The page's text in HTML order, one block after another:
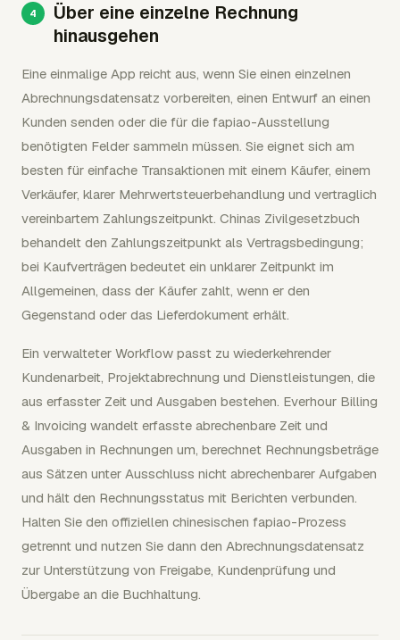
Über eine einzelne Rechnung
hinausgehen
Eine einmalige App reicht aus, wenn Sie einen einzelnen
Abrechnungsdatensatz vorbereiten, einen Entwurf an einen
Kunden senden oder die für die fapiao-Ausstellung
benötigten Felder sammeln müssen. Sie eignet sich am
besten für einfache Transaktionen mit einem Käufer, einem
Verkäufer, klarer Mehrwertsteuerbehandlung und vertraglich
vereinbartem Zahlungszeitpunkt. Chinas Zivilgesetzbuch
behandelt den Zahlungszeitpunkt als Vertragsbedingung;
bei Kaufverträgen bedeutet ein unklarer Zeitpunkt im
Allgemeinen, dass der Käufer zahlt, wenn er den
Gegenstand oder das Lieferdokument erhält.
Ein verwalteter Workflow passt zu wiederkehrender
Kundenarbeit, Projektabrechnung und Dienstleistungen, die
aus erfasster Zeit und Ausgaben bestehen. Everhour Billing
& Invoicing wandelt erfasste abrechenbare Zeit und
Ausgaben in Rechnungen um, berechnet Rechnungsbeträge
aus Sätzen unter Ausschluss nicht abrechenbarer Aufgaben
und hält den Rechnungsstatus mit Berichten verbunden.
Halten Sie den offiziellen chinesischen fapiao-Prozess
getrennt und nutzen Sie dann den Abrechnungsdatensatz
zur Unterstützung von Freigabe, Kundenprüfung und
Übergabe an die Buchhaltung.